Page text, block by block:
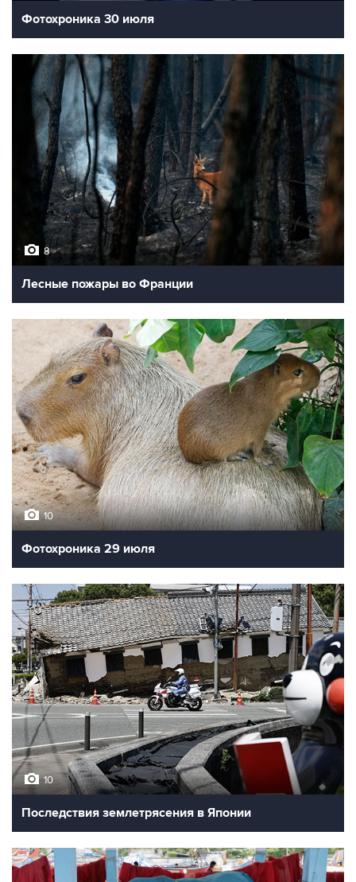
Фотохроника 30 июля
8
Лесные пожары во Франции
10
Фотохроника 29 июля
10
Последствия землетрясения в Японии